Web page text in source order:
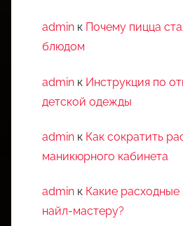
admin к Почему пицца
блюдом
admin к Инструкция по
детской одежды
admin к Как сократить
маникюрного кабинета
admin к Какие
найл-мастеру?